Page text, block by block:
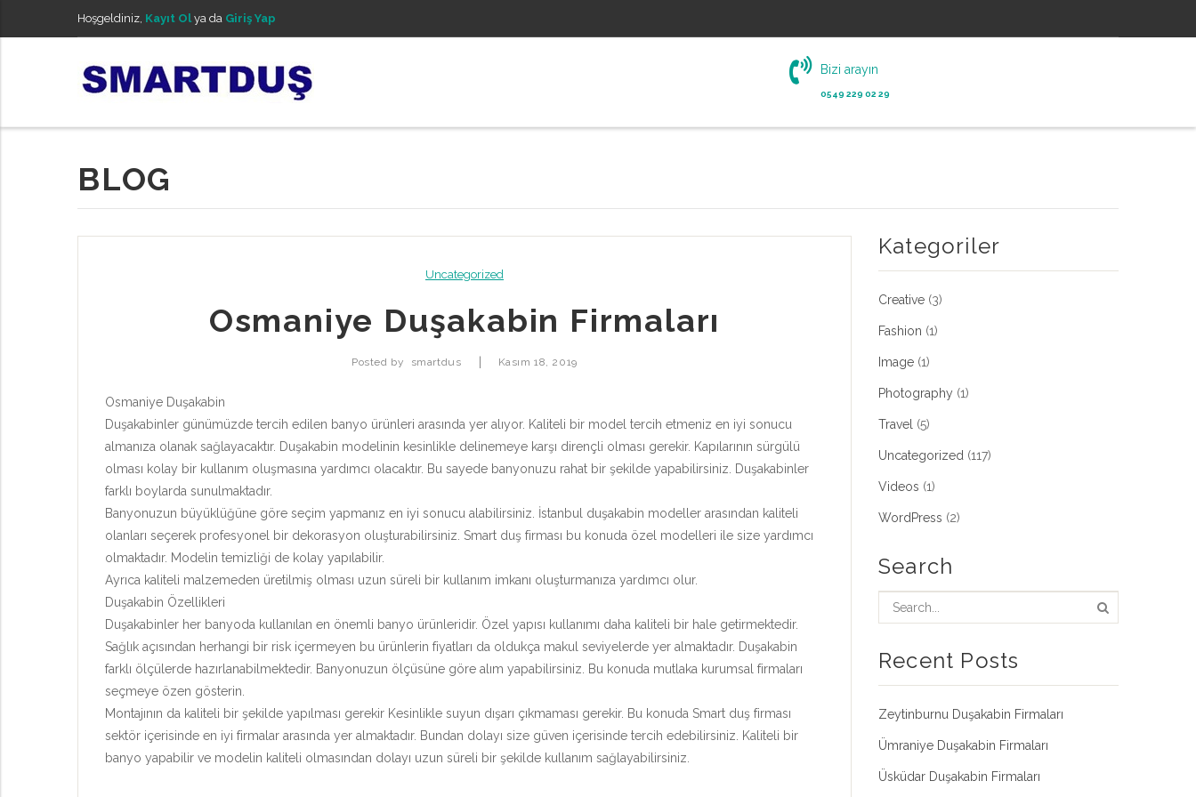
Hoşgeldiniz, Kayıt Olya da Giriş Yap
Bizi arayın
0549 229 02 29
BLOG
Uncategorized
Osmaniye Duşakabin Firmaları
Posted by smartdus Kasım 18, 2019
Osmaniye Duşakabin
Duşakabinler günümüzde tercih edilen banyo ürünleri arasında yer alıyor. Kaliteli bir model tercih etmeniz en iyi sonucu
almanıza olanak sağlayacaktır. Duşakabin modelinin kesinlikle delinemeye karşı dirençli olması gerekir. Kapılarının sürgülü
olması kolay bir kullanım oluşmasına yardımcı olacaktır. Bu sayede banyonuzu rahat bir şekilde yapabilirsiniz. Duşakabinler
farklı boylarda sunulmaktadır.
Banyonuzun büyüklüğüne göre seçim yapmanız en iyi sonucu alabilirsiniz. İstanbul duşakabin modeller arasından kaliteli
olanları seçerek profesyonel bir dekorasyon oluşturabilirsiniz. Smart duş firması bu konuda özel modelleri ile size yardımcı
olmaktadır. Modelin temizliği de kolay yapılabilir.
Ayrıca kaliteli malzemeden üretilmiş olması uzun süreli bir kullanım imkanı oluşturmanıza yardımcı olur.
Duşakabin Özellikleri
Duşakabinler her banyoda kullanılan en önemli banyo ürünleridir. Özel yapısı kullanımı daha kaliteli bir hale getirmektedir.
Sağlık açısından herhangi bir risk içermeyen bu ürünlerin fiyatları da oldukça makul seviyelerde yer almaktadır. Duşakabin
farklı ölçülerde hazırlanabilmektedir. Banyonuzun ölçüsüne göre alım yapabilirsiniz. Bu konuda mutlaka kurumsal firmaları
seçmeye özen gösterin.
Montajının da kaliteli bir şekilde yapılması gerekir Kesinlikle suyun dışarı çıkmaması gerekir. Bu konuda Smart duş firması
sektör içerisinde en iyi firmalar arasında yer almaktadır. Bundan dolayı size güven içerisinde tercih edebilirsiniz. Kaliteli bir
banyo yapabilir ve modelin kaliteli olmasından dolayı uzun süreli bir şekilde kullanım sağlayabilirsiniz.
Kategoriler
Creative (3)
Fashion (1)
Image (1)
Photography (1)
Travel (5)
Uncategorized (117)
Videos (1)
WordPress (2)
Search
Recent Posts
Zeytinburnu Duşakabin Firmaları
Ümraniye Duşakabin Firmaları
Üsküdar Duşakabin Firmaları